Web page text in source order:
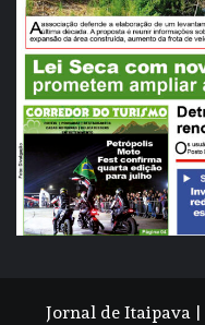
Jornal de Itaipava